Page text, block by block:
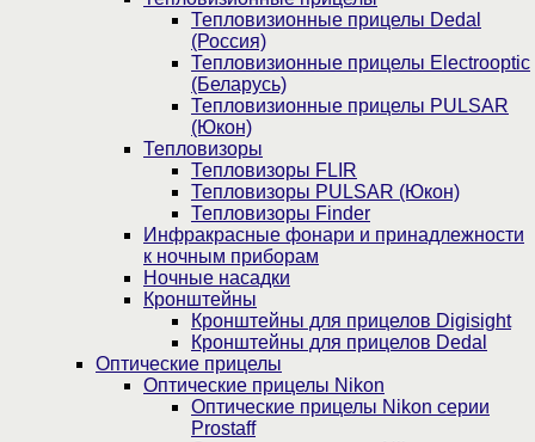
Тепловизионные прицелы Dedal
(Россия)
Тепловизионные прицелы Electrooptic
(Беларусь)
Тепловизионные прицелы PULSAR
(Юкон)
Тепловизоры
Тепловизоры FLIR
Тепловизоры PULSAR (Юкон)
Тепловизоры Finder
Инфракрасные фонари и принадлежности
к ночным приборам
Ночные насадки
Кронштейны
Кронштейны для прицелов Digisight
Кронштейны для прицелов Dedal
Оптические прицелы
Оптические прицелы Nikon
Оптические прицелы Nikon серии
Prostaff